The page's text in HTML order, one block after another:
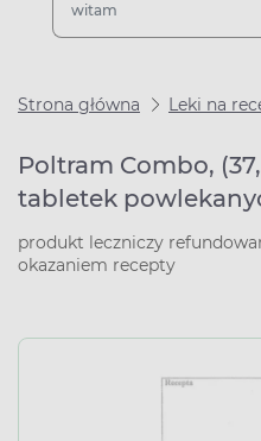
Strona główna Leki na
Poltram Combo,
tabletek
produkt leczniczy
okazaniem recepty